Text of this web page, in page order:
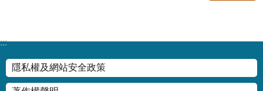
:::
隱私權及網站安全政策